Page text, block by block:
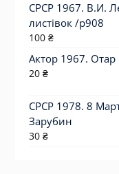
СРСР 1967. В.И.
листівок /р908
100 ₴
Актор 1967.
20 ₴
СРСР 1978. 8
Зарубин
30 ₴